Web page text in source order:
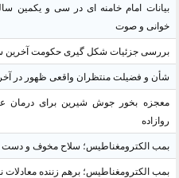
بیانات امام خامنه ای در سی و یکمین
خوانی و صوت
بررسی جزئیات شکل گیری حکومت آخرین
شأن و فضیلت منتظران واقعی ظهور در
معجزه بخور جوش شیرین برای درمان
روازاده
بمب الکترومغناطیس؛ سلاح مخوف و دست
بمب الکترومغناطیس؛ برهم زننده